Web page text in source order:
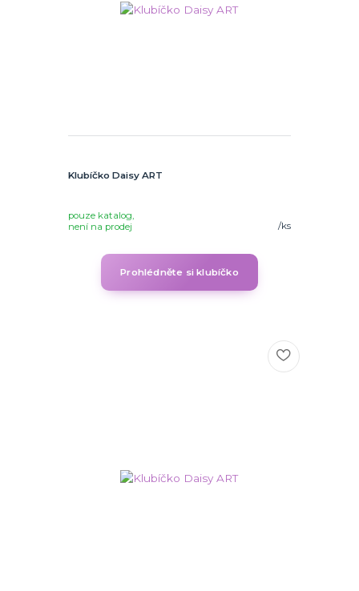
Klubíčko Daisy ART
/ks
pouze katalog,
není na prodej
Prohlédněte si klubíčko